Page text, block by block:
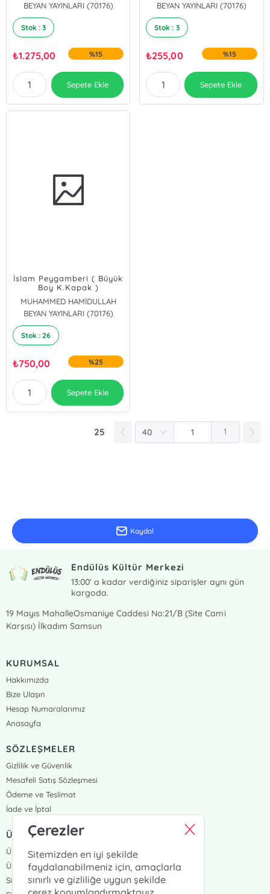
BEYAN YAYINLARI (70176)
Stok : 3
₺1.275,00 %15
Sepete Ekle
BEYAN YAYINLARI (70176)
Stok : 3
₺255,00 %15
Sepete Ekle
İslam Peygamberi ( Büyük
Boy K.Kapak )
MUHAMMED HAMİDULLAH
BEYAN YAYINLARI (70176)
Stok : 26
₺750,00 %25
Sepete Ekle
25 1
Kaydol
Endülüs Kültür Merkezi
13:00' a kadar verdiğiniz siparişler aynı gün
kargoda.
19 Mayıs MahalleOsmaniye Caddesi No:21/B (Site Cami
Karşısı) İlkadım Samsun
KURUMSAL
Hakkımızda
Bize Ulaşın
Hesap Numaralarımız
Anasayfa
SÖZLEŞMELER
Gizlilik ve Güvenlik
Mesafeli Satış Sözleşmesi
Ödeme ve Teslimat
İade ve İptal
ÜYELİK VE SİPARİŞ
Üye Girişi
Üye Ol
Sipariş Takip
Çerezler
Sitemizden en iyi şekilde
faydalanabilmeniz için, amaçlarla
sınırlı ve gizliliğe uygun şekilde